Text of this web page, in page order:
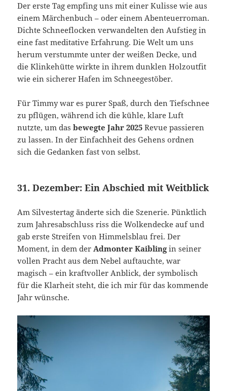
Der erste Tag empfing uns mit einer Kulisse wie aus
einem Märchenbuch – oder einem Abenteuerroman.
Dichte Schneeflocken verwandelten den Aufstieg in
eine fast meditative Erfahrung. Die Welt um uns
herum verstummte unter der weißen Decke, und
die Klinkehütte wirkte in ihrem dunklen Holzoutfit
wie ein sicherer Hafen im Schneegestöber.
Für Timmy war es purer Spaß, durch den Tiefschnee
zu pflügen, während ich die kühle, klare Luft
nutzte, um dasbewegte Jahr 2025 Revue passieren
zu lassen. In der Einfachheit des Gehens ordnen
sich die Gedanken fast von selbst.
31. Dezember: Ein Abschied mit Weitblick
Am Silvestertag änderte sich die Szenerie. Pünktlich
zum Jahresabschluss riss die Wolkendecke auf und
gab erste Streifen von Himmelsblau frei. Der
Moment, in dem derAdmonter Kaiblingin seiner
vollen Pracht aus dem Nebel auftauchte, war
magisch – ein kraftvoller Anblick, der symbolisch
für die Klarheit steht, die ich mir für das kommende
Jahr wünsche.